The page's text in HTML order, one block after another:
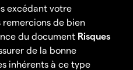
excédant votre
remercions de bien
du document Risques
de la bonne
inhérents à ce type